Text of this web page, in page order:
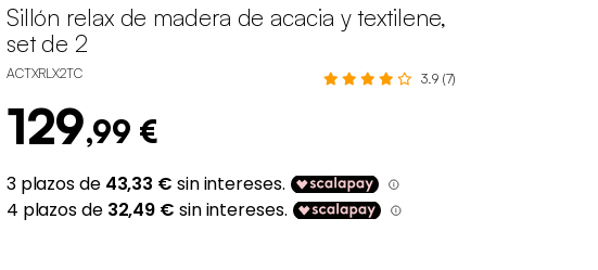
Sillón relax de madera de acacia y textilene,
set de 2
ACTXRLX2TC 3.9 (7)
129,99 €